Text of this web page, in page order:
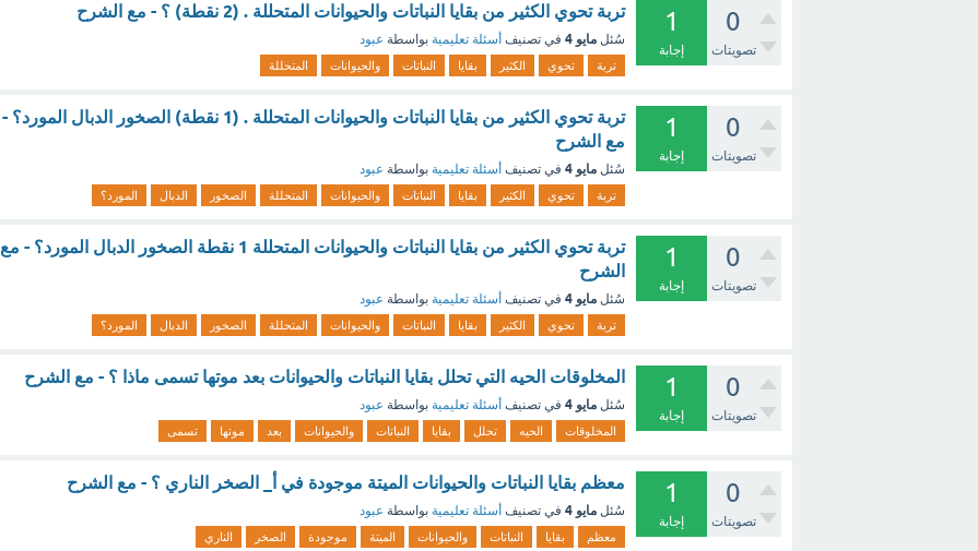
0
تصويتات
1
إجابة
تربة تحوي الكثير من بقايا النباتات والحيوانات المتحللة . (2 نقطة) ؟ - مع الشرح
سُئل مايو 4 في تصنيف أسئلة تعليمية بواسطة عبود
تربة تحوي الكثير بقايا النباتات والحيوانات المتحللة
0
تصويتات
1
إجابة
تربة تحوي الكثير من بقايا النباتات والحيوانات المتحللة . (1 نقطة) الصخور الدبال المورد؟ -
مع الشرح
سُئل مايو 4 في تصنيف أسئلة تعليمية بواسطة عبود
تربة تحوي الكثير بقايا النباتات والحيوانات المتحللة الصخور الدبال المورد؟
0
تصويتات
1
إجابة
تربة تحوي الكثير من بقايا النباتات والحيوانات المتحللة 1 نقطة الصخور الدبال المورد؟ - مع
الشرح
سُئل مايو 4 في تصنيف أسئلة تعليمية بواسطة عبود
تربة تحوي الكثير بقايا النباتات والحيوانات المتحللة الصخور الدبال المورد؟
0
تصويتات
1
إجابة
المخلوقات الحيه التي تحلل بقايا النباتات والحيوانات بعد موتها تسمى ماذا ؟ - مع الشرح
سُئل مايو 4 في تصنيف أسئلة تعليمية بواسطة عبود
المخلوقات الحيه تحلل بقايا النباتات والحيوانات بعد موتها تسمى
0
تصويتات
1
إجابة
معظم بقايا النباتات والحيوانات الميتة موجودة في أ_ الصخر الناري ؟ - مع الشرح
سُئل مايو 4 في تصنيف أسئلة تعليمية بواسطة عبود
معظم بقايا النباتات والحيوانات الميتة موجودة الصخر الناري